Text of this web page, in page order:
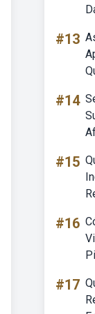
#13
#14
#15
#16
#17